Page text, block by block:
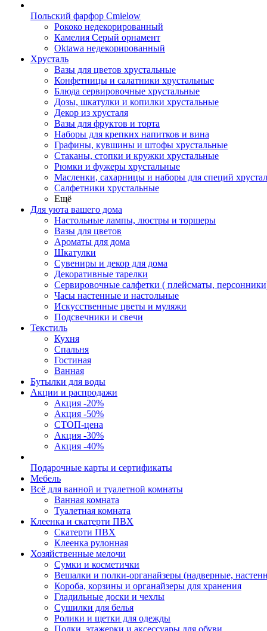
Польский фарфор Сmielow
Рококо недекорированный
Камелия Серый орнамент
Oktawa недекорированный
Хрусталь
Вазы для цветов хрустальные
Конфетницы и салатники хрустальные
Блюда сервировочные хрустальные
Дозы, шкатулки и копилки хрустальные
Декор из хрусталя
Вазы для фруктов и торта
Наборы для крепких напитков и вина
Графины, кувшины и штофы хрустальные
Стаканы, стопки и кружки хрустальные
Рюмки и фужеры хрустальные
Масленки, сахарницы и наборы для специй
Салфетники хрустальные
Ещё
Для уюта вашего дома
Настольные лампы, люстры и торшеры
Вазы для цветов
Ароматы для дома
Шкатулки
Сувениры и декор для дома
Декоративные тарелки
Сервировочные салфетки ( плейсматы,
Часы настенные и настольные
Искусственные цветы и муляжи
Подсвечники и свечи
Текстиль
Кухня
Спальня
Гостиная
Ванная
Бутылки для воды
Акции и распродажи
Акция -20%
Акция -50%
СТОП-цена
Акция -30%
Акция -40%
Подарочные карты и сертификаты
Мебель
Всё для ванной и туалетной комнаты
Ванная комната
Туалетная комната
Клеенка и скатерти ПВХ
Скатерти ПВХ
Клеенка рулонная
Хозяйственные мелочи
Сумки и косметички
Вешалки и полки-органайзеры (надверные,
Короба, корзины и органайзеры для хранения
Гладильные доски и чехлы
Сушилки для белья
Ролики и щетки для одежды
Полки, этажерки и аксессуары для обуви